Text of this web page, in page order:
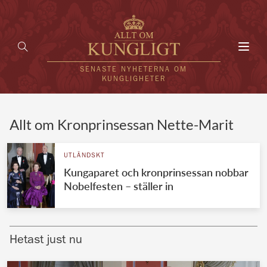
SENASTE NYHETERNA OM
KUNGLIGHETER
UTLÄNDSKT
VÄRLDENS KUNGAHUS
Brittiska kungahuset
Allt om Kronprinsessan Nette-Marit
UTLÄNDSKT
Kungaparet och kronprinsessan nobbar
Nobelfesten – ställer in
Hetast just nu